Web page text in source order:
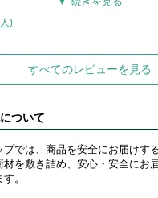
)
すべてのレビューを見る
ついて
プでは、商品を安全にお届けす
を敷き詰め、安心・安全にお
。